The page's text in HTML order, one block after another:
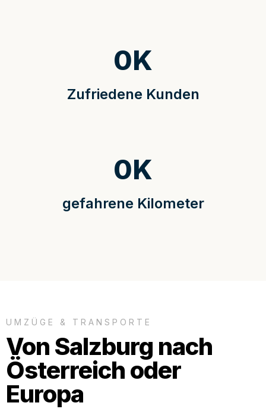
Zufriedene Kunden
0K
gefahrene Kilometer
0K
UMZÜGE & TRANSPORTE
Von Salzburg nach
Österreich oder
Europa